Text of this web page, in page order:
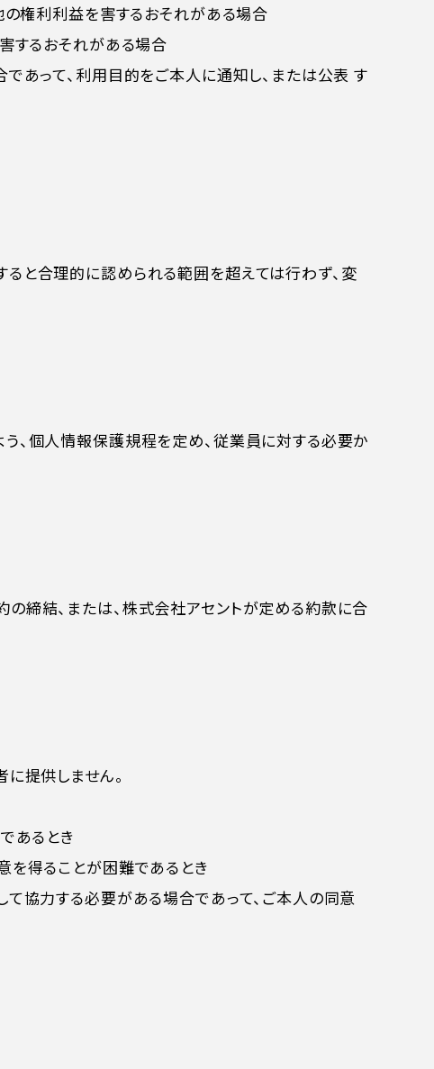
の権利利益を害するおそれがある場合
するおそれがある場合
あって、利用目的をご本人に通知し、または公表 す
と合理的に認められる範囲を超えては行わず、変
、個人情報保護規程を定め、従業員に対する必要か
締結、または、株式会社アセントが定める約款に合
提供しません。
あるとき
を得ることが困難であるとき
協力する必要がある場合であって、ご本人の同意